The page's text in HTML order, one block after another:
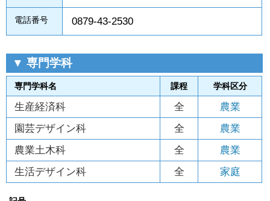
電話番号 0879-43-2530
▼ 専門学科
専門学科名 課程 学科区分
生産経済科 全
農業
園芸デザイン科
全
農業
農業土木科
全
農業
生活デザイン科
全 家庭